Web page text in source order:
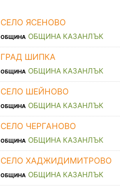
СЕЛО ЯСЕНОВО
ОБЩИНА ОБЩИНА КАЗАНЛЪК
ГРАД ШИПКА
ОБЩИНА ОБЩИНА КАЗАНЛЪК
СЕЛО ШЕЙНОВО
ОБЩИНА ОБЩИНА КАЗАНЛЪК
СЕЛО ЧЕРГАНОВО
ОБЩИНА ОБЩИНА КАЗАНЛЪК
СЕЛО ХАДЖИДИМИТРОВО
ОБЩИНА ОБЩИНА КАЗАНЛЪК